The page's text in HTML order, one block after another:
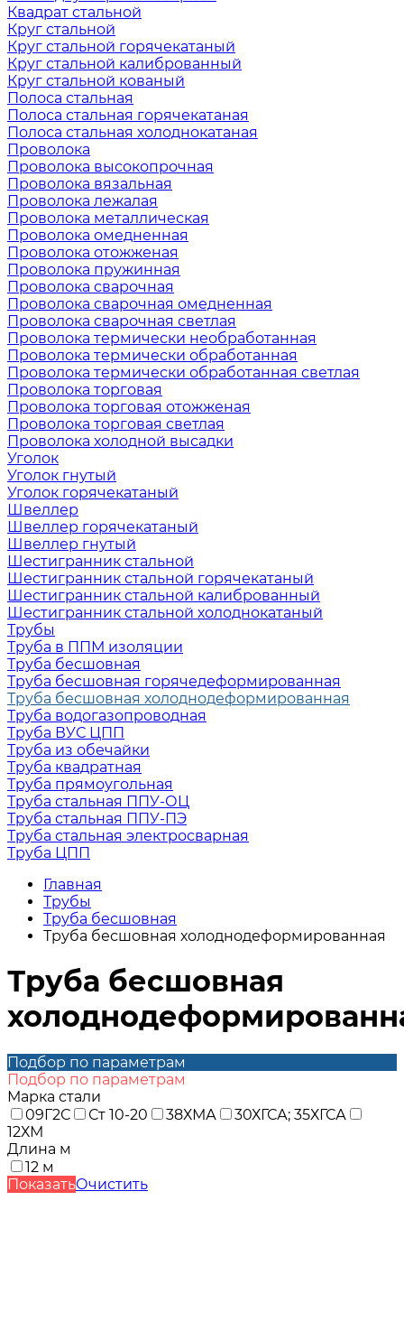
Квадрат стальной
Круг стальной
Круг стальной горячекатаный
Круг стальной калиброванный
Круг стальной кованый
Полоса стальная
Полоса стальная горячекатаная
Полоса стальная холоднокатаная
Проволока
Проволока высокопрочная
Проволока вязальная
Проволока лежалая
Проволока металлическая
Проволока омедненная
Проволока отожженая
Проволока пружинная
Проволока сварочная
Проволока сварочная омедненная
Проволока сварочная светлая
Проволока термически необработанная
Проволока термически обработанная
Проволока термически обработанная светлая
Проволока торговая
Проволока торговая отожженая
Проволока торговая светлая
Проволока холодной высадки
Уголок
Уголок гнутый
Уголок горячекатаный
Швеллер
Швеллер горячекатаный
Швеллер гнутый
Шестигранник стальной
Шестигранник стальной горячекатаный
Шестигранник стальной калиброванный
Шестигранник стальной холоднокатаный
Трубы
Труба в ППМ изоляции
Труба бесшовная
Труба бесшовная горячедеформированная
Труба бесшовная холоднодеформированная
Труба водогазопроводная
Труба ВУС ЦПП
Труба из обечайки
Труба квадратная
Труба прямоугольная
Труба стальная ППУ-ОЦ
Труба стальная ППУ-ПЭ
Труба стальная электросварная
Труба ЦПП
Главная
Трубы
Труба бесшовная
Труба бесшовная холоднодеформированная
Труба бесшовная
Подбор по параметрам
Подбор по параметрам
Марка стали
09Г2С
Ст 10-20 38ХМА
30ХГСА; 35ХГСА
12ХМ
Длина м
12 м
ПоказатьОчистить